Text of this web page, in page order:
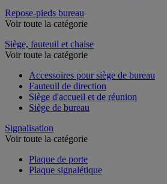
Repose-pieds bureau
Voir toute la catégorie
Siège, fauteuil et chaise
Voir toute la catégorie
Accessoires pour siège de bureau
Fauteuil de direction
Siège d'accueil et de réunion
Siège de bureau
Signalisation
Voir toute la catégorie
Plaque de porte
Plaque signalétique